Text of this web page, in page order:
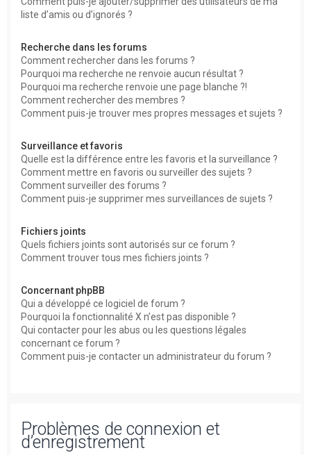
liste d’amis ou d’ignorés ?
Recherche dans les forums
Comment rechercher dans les forums ?
Pourquoi ma recherche ne renvoie aucun résultat ?
Pourquoi ma recherche renvoie une page blanche ?!
Comment rechercher des membres ?
Comment puis-je trouver mes propres messages et sujets ?
Surveillance et favoris
Quelle est la différence entre les favoris et la surveillance ?
Comment mettre en favoris ou surveiller des sujets ?
Comment surveiller des forums ?
Comment puis-je supprimer mes surveillances de sujets ?
Fichiers joints
Quels fichiers joints sont autorisés sur ce forum ?
Comment trouver tous mes fichiers joints ?
Concernant phpBB
Qui a développé ce logiciel de forum ?
Pourquoi la fonctionnalité X n’est pas disponible ?
Qui contacter pour les abus ou les questions légales
concernant ce forum ?
Comment puis-je contacter un administrateur du forum ?
Problèmes de connexion et
d’enregistrement